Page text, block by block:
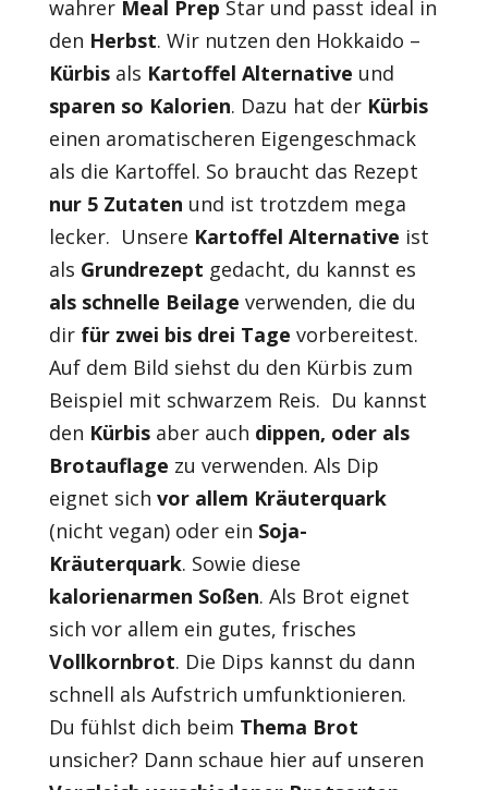
wahrer Meal Prep Star und passt ideal in
den Herbst. Wir nutzen den Hokkaido –
Kürbis als Kartoffel Alternative und
sparen so Kalorien. Dazu hat der Kürbis
einen aromatischeren Eigengeschmack
als die Kartoffel. So braucht das Rezept
nur 5 Zutaten und ist trotzdem mega
lecker. Unsere Kartoffel Alternative ist
als Grundrezept gedacht, du kannst es
als schnelle Beilage verwenden, die du
dir für zwei bis drei Tage vorbereitest.
Auf dem Bild siehst du den Kürbis zum
Beispiel mit schwarzem Reis. Du kannst
den Kürbisaber auch dippen, oder als
Brotauflage zu verwenden. Als Dip
eignet sich vor allem Kräuterquark
(nicht vegan) oder ein Soja-
Kräuterquark. Sowie diese
kalorienarmen Soßen. Als Brot eignet
sich vor allem ein gutes, frisches
Vollkornbrot. Die Dips kannst du dann
schnell als Aufstrich umfunktionieren.
Du fühlst dich beim Thema Brot
unsicher? Dann schaue hier auf unseren